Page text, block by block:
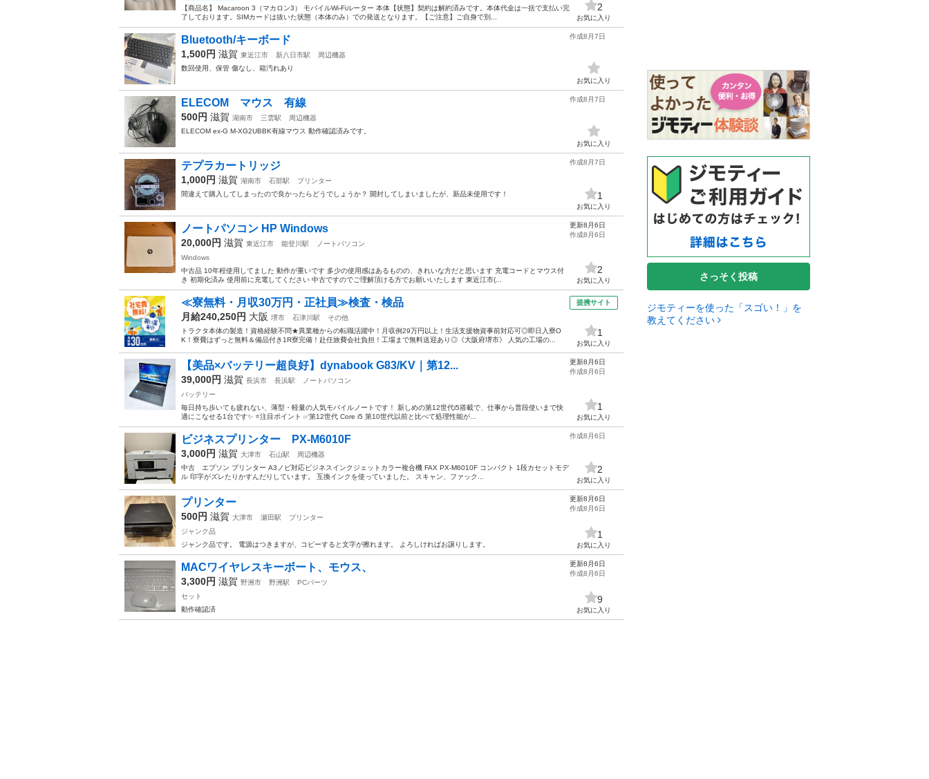
【商品名】 Macaroon 3（マカロン3） モバイルWi-Fiルーター 本体【状態】契約は解約済みです。本体代金は一括で支払い完
了しております。SIMカードは抜いた状態（本体のみ）での発送となります。【ご注意】ご自身で別...
2
お気に入り
Bluetooth/キーボード
1,500円 滋賀 東近江市 新八日市駅
周辺機器
数回使用、保管 傷なし、箱汚れあり
作成8月7日
お気に入り
ELECOM マウス 有線
500円 滋賀 湖南市 三雲駅
周辺機器
ELECOM ex-G M-XG2UBBK有線マウス 動作確認済みです。
作成8月7日
お気に入り
テプラカートリッジ
1,000円 滋賀 湖南市 石部駅
プリンター
間違えて購入してしまったので良かったらどうでしょうか？ 開封してしまいましたが、新品未使用です！
作成8月7日
1
お気に入り
ノートパソコン HP Windows
20,000円 滋賀 東近江市 能登川駅
ノートパソコン
Windows
中古品 10年程使用してました 動作が重いです 多少の使用感はあるものの、きれいな方だと思います 充電コードとマウス付
き 初期化済み 使用前に充電してください 中古ですのでご理解頂ける方でお願いいたします 東近江市(...
更新8月6日
作成8月6日
2
お気に入り
≪寮無料・月収30万円・正社員≫検査・検品
月給240,250円 大阪 堺市 石津川駅
その他
トラクタ本体の製造！資格経験不問★異業種からの転職活躍中！月収例29万円以上！生活支援物資事前対応可◎即日入寮O
K！寮費はずっと無料＆備品付き1R寮完備！赴任旅費会社負担！工場まで無料送迎あり◎《大阪府堺市》 人気の工場の...
提携サイト
1
お気に入り
【美品×バッテリー超良好】dynabook G83/KV｜第12...
39,000円 滋賀 長浜市 長浜駅
ノートパソコン
バッテリー
毎日持ち歩いても疲れない、薄型・軽量の人気モバイルノートです！ 新しめの第12世代i5搭載で、仕事から普段使いまで快
適にこなせる1台です✨ ⭐注目ポイント ✅第12世代 Core i5 第10世代以前と比べて処理性能が...
更新8月6日
作成8月6日
1
お気に入り
ビジネスプリンター PX-M6010F
3,000円 滋賀 大津市 石山駅
周辺機器
中古 エプソン プリンター A3ノビ対応ビジネスインクジェットカラー複合機 FAX PX-M6010F コンパクト 1段カセットモデ
ル 印字がズレたりかすんだりしています。 互換インクを使っていました。 スキャン、ファック...
作成8月6日
2
お気に入り
プリンター
500円 滋賀 大津市 瀬田駅
プリンター
ジャンク品
ジャンク品です。 電源はつきますが、コピーすると文字が擦れます。 よろしければお譲りします。
更新8月6日
作成8月6日
1
お気に入り
MACワイヤレスキーボート、モウス、
3,300円 滋賀 野洲市 野洲駅
PCパーツ
セット
動作確認済
更新8月6日
作成8月6日
9
お気に入り
さっそく投稿
ジモティーを使った「スゴい！」を
教えてください